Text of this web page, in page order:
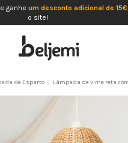
ganhe um desconto adicional de 15€
o site!
de Esparto Lâmpada de vime reta